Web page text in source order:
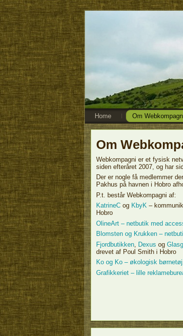
Home Om
Om
Webkompagni er et fysisk
siden efteråret 2007, og har
Der er nogle få medlemmer
Pakhus på havnen i Hobro
P.t. består Webkompagni af:
KatrineC og KbyK –
Hobro
OlineArt – netbutik med
Blomsten og Krukken –
Fjordbutikken Dexus og
drevet af Poul Smith i Hobro
Ko og Ko – økologisk
Grafikkeriet – lille